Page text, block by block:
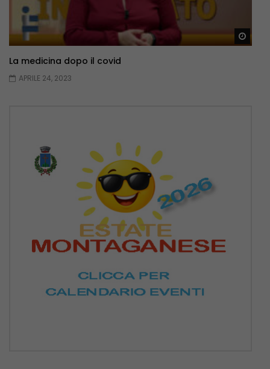
La medicina dopo il covid
APRILE 24, 2023